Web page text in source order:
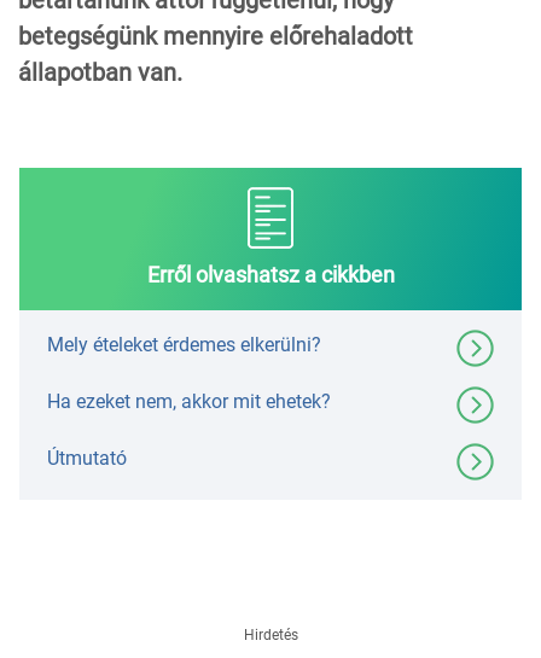
betegségünk mennyire előrehaladott
állapotban van.
Erről olvashatsz a cikkben
Mely ételeket érdemes elkerülni?
Ha ezeket nem, akkor mit ehetek?
Útmutató
Hirdetés